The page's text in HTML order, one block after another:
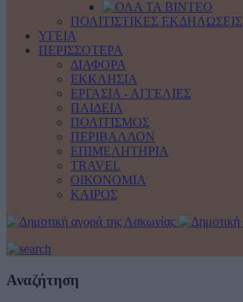
ΠΟΛΙΤΙΣΤΙΚΕΣ ΕΚΔΗΛΩΣΕΙΣ
ΥΓΕΙΑ
ΠΕΡΙΣΣΟΤΕΡΑ
ΔΙΑΦΟΡΑ
ΕΚΚΛΗΣΙΑ
ΕΡΓΑΣΙΑ - ΑΓΓΕΛΙΕΣ
ΠΑΙΔΕΙΑ
ΠΟΛΙΤΙΣΜΟΣ
ΠΕΡΙΒΑΛΛΟΝ
ΕΠΙΜΕΛΗΤΗΡΙΑ
TRAVEL
ΟΙΚΟΝΟΜΙΑ
ΚΑΙΡΟΣ
Αναζήτηση